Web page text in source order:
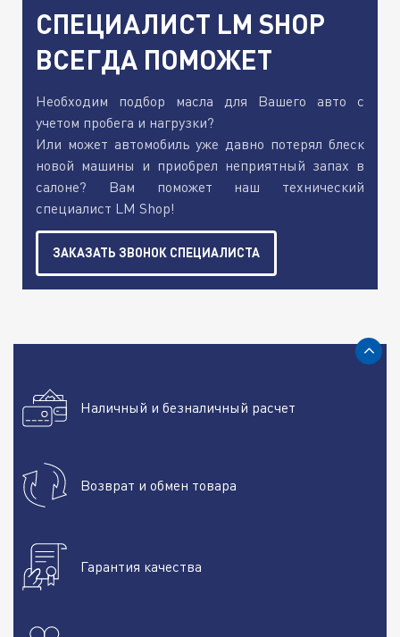
СПЕЦИАЛИСТ LM SHOP
ВСЕГДА ПОМОЖЕТ
Необходим подбор масла для Вашего авто с
учетом пробега и нагрузки?
Или может автомобиль уже давно потерял блеск
новой машины и приобрел неприятный запах в
салоне? Вам поможет наш технический
специалист LM Shop!
ЗАКАЗАТЬ ЗВОНОК СПЕЦИАЛИСТА
Наличный и безналичный расчет
Возврат и обмен товара
Гарантия качества